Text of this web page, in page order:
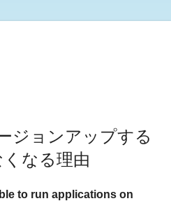
ジョンアップする
なる理由
to run applications on